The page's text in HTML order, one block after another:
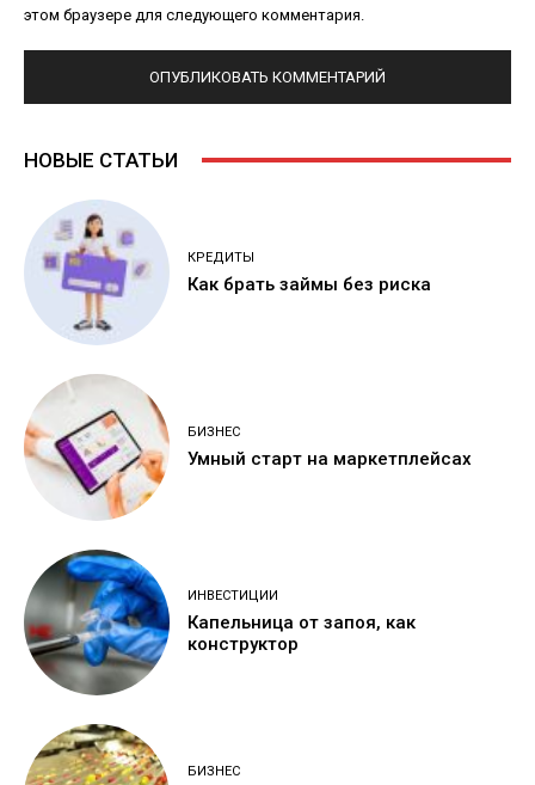
этом браузере для следующего комментария.
НОВЫЕ СТАТЬИ
КРЕДИТЫ
Как брать займы без риска
БИЗНЕС
Умный старт на маркетплейсах
ИНВЕСТИЦИИ
Капельница от запоя, как
конструктор
БИЗНЕС